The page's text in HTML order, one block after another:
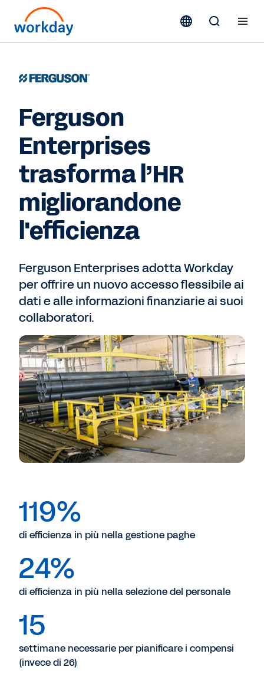
Ferguson
Enterprises
trasforma l’HR
migliorandone
l'efficienza
Ferguson Enterprises adotta Workday
per offrire un nuovo accesso flessibile ai
dati e alle informazioni finanziarie ai suoi
collaboratori.
119%
di efficienza in più nella gestione paghe
24%
di efficienza in più nella selezione del personale
15
settimane necessarie per pianificare i compensi
(invece di 26)